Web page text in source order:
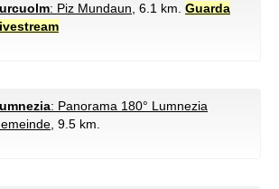
: Piz Mundaun , 6.1 km. Guarda
: Panorama 180° Lumnezia
, 9.5 km.